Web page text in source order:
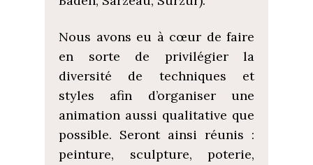
Nous avons eu à cœur de faire
en sorte de privilégier la
diversité de techniques et
styles afin d’organiser une
animation aussi qualitative que
possible. Seront ainsi réunis :
peinture, sculpture, poterie,